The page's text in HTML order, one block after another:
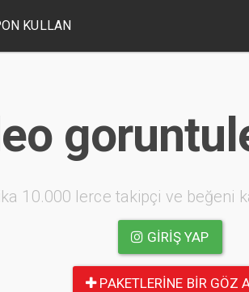
KULLAN
10.000 lerce takipçi ve beğeni
GIRIŞ YAP
PAKETLERINE BIR GÖZ